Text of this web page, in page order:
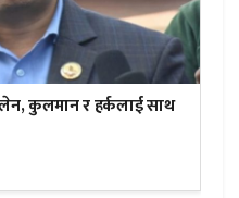
कुलमान र हर्कलाई साथ